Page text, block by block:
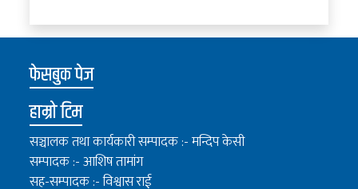
फेसबुक पेज
हाम्रो टिम
सञ्चालक तथा कार्यकारी सम्पादक :- मन्दिप केसी
सम्पादक :- आशिष तामांग
सह-सम्पादक :- विश्वास राई